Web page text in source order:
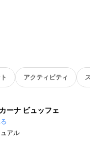
アクティビティ ス
ーナ ビュッフェ
アル